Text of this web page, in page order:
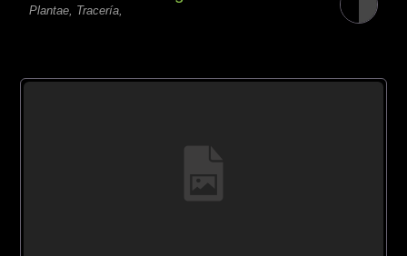
Plantae, Tracería,